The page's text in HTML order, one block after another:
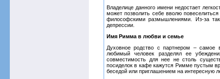
Владелице данного имени недостает
может позволить себе вволю
философскими размышлениями. Из-за
депрессии.
Имя Римма в любви и семье
Духовное родство с партнером –
любимый человек разделял ее
совместимость для нее не столь
посиделок в кафе кажутся Римме пустым
беседой или приглашением на интересную